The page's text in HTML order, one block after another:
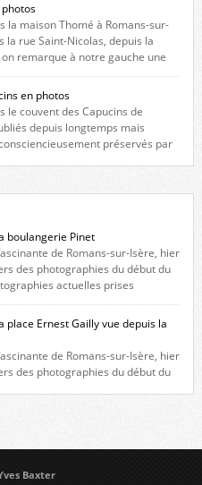
la maison Thomé à Romans-sur-
la rue Saint-Nicolas, depuis la
remarque à notre gauche une
deux façades sont ornées de
deux étages, on peut voir une
[…]
en photos
le couvent des Capucins de
depuis longtemps mais
préservés par
du couvent des Capucins ! Petit
boulangerie Pinet
de Romans-sur-Isère, hier
des photographies du début du
actuelles prises
de la place Jean Jaurès et de
à Romans. La boulangerie
place Ernest Gailly vue depuis la
de Romans-sur-Isère, hier
des photographies du début du
Baxter